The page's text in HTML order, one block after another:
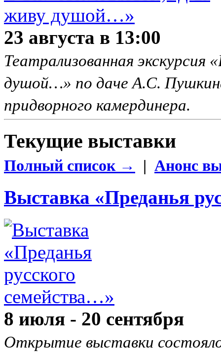
23 августа в 13:00
Театрализованная
душой…» по даче А.С.
придворного камердинера.
Текущие выставки
Полный список → | Анонс
Выставка «Преданья
8 июля - 20 сентября
Открытие выставки